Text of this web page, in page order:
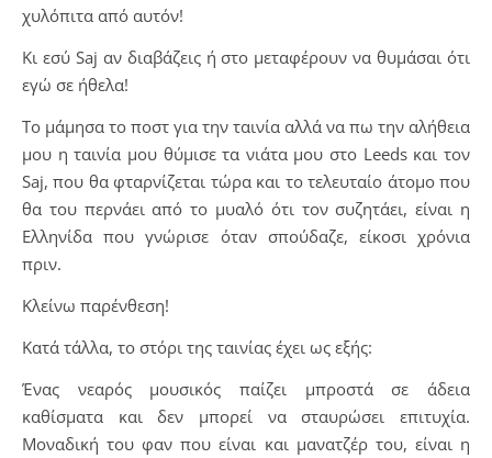
χυλόπιτα από αυτόν!
Κι εσύ Saj αν διαβάζεις ή στο μεταφέρουν να θυμάσαι ότι
εγώ σε ήθελα!
Το μάμησα το ποστ για την ταινία αλλά να πω την αλήθεια
μου η ταινία μου θύμισε τα νιάτα μου στο Leeds και τον
Saj, που θα φταρνίζεται τώρα και το τελευταίο άτομο που
θα του περνάει από το μυαλό ότι τον συζητάει, είναι η
Ελληνίδα που γνώρισε όταν σπούδαζε, είκοσι χρόνια
πριν.
Κλείνω παρένθεση!
Κατά τάλλα, το στόρι της ταινίας έχει ως εξής:
Ένας νεαρός μουσικός παίζει μπροστά σε άδεια
καθίσματα και δεν μπορεί να σταυρώσει επιτυχία.
Μοναδική του φαν που είναι και μανατζέρ του, είναι η